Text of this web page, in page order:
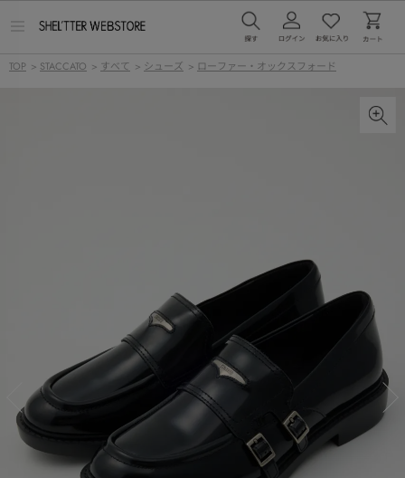
ー
TOP > STACCATO > すべて > シューズ > ローファー・オックスフォード